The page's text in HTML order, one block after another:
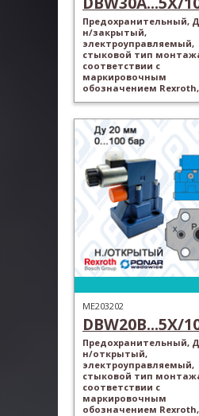
Предохранительный,
н/закрытый,
электроуправляемый,
стыковой тип
соответствии с
маркировочным
обозначением
ME203202
DBW20B...5X/
Предохранительный,
н/открытый,
электроуправляемый,
стыковой тип
соответствии с
маркировочным
обозначением